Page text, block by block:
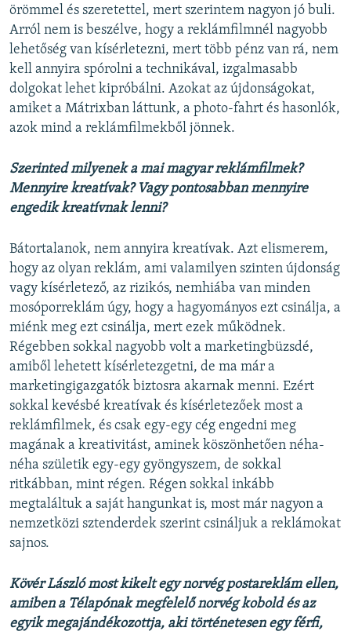
örömmel és szeretettel, mert szerintem nagyon jó buli.
Arról nem is beszélve, hogy a reklámfilmnél nagyobb
lehetőség van kísérletezni, mert több pénz van rá, nem
kell annyira spórolni a technikával, izgalmasabb
dolgokat lehet kipróbálni. Azokat az újdonságokat,
amiket a Mátrixban láttunk, a photo-fahrt és hasonlók,
azok mind a reklámfilmekből jönnek.
Szerinted milyenek a mai magyar reklámfilmek?
Mennyire kreatívak? Vagy pontosabban mennyire
engedik kreatívnak lenni?
Bátortalanok, nem annyira kreatívak. Azt elismerem,
hogy az olyan reklám, ami valamilyen szinten újdonság
vagy kísérletező, az rizikós, nemhiába van minden
mosóporreklám úgy, hogy a hagyományos ezt csinálja, a
miénk meg ezt csinálja, mert ezek működnek.
Régebben sokkal nagyobb volt a marketingbüzsdé,
amiből lehetett kísérletezgetni, de ma már a
marketingigazgatók biztosra akarnak menni. Ezért
sokkal kevésbé kreatívak és kísérletezőek most a
reklámfilmek, és csak egy-egy cég engedni meg
magának a kreativitást, aminek köszönhetően néha-
néha születik egy-egy gyöngyszem, de sokkal
ritkábban, mint régen. Régen sokkal inkább
megtaláltuk a saját hangunkat is, most már nagyon a
nemzetközi sztenderdek szerint csináljuk a reklámokat
sajnos.
Kövér László most kikelt egy norvég postareklám ellen,
amiben a Télapónak megfelelő norvég kobold és az
egyik megajándékozottja, aki történetesen egy férfi,